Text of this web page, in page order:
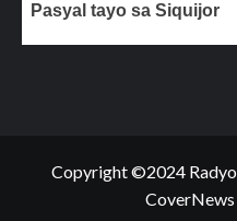
Pasyal tayo sa Siquijor
Copyright ©2024
CoverNews